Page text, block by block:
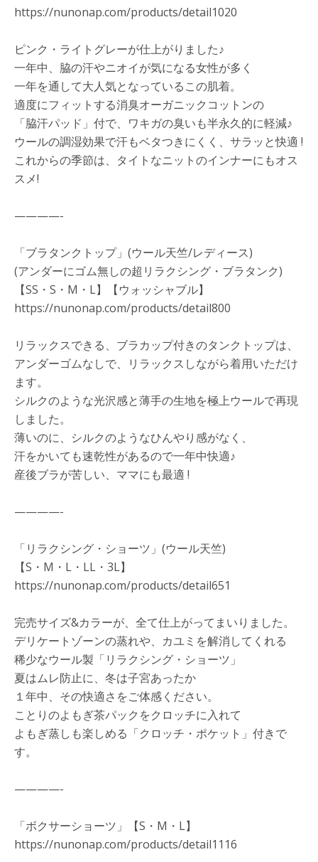
https://nunonap.com/products/detail1020
ピンク・ライトグレーが仕上がりました♪
一年中、脇の汗やニオイが気になる女性が多く
一年を通して大人気となっているこの肌着。
適度にフィットする消臭オーガニックコットンの
「脇汗パッド」付で、ワキガの臭いも半永久的に軽減♪
ウールの調湿効果で汗もベタつきにくく、サラッと快適 !
これからの季節は、タイトなニットのインナーにもオス
スメ!
————-
「ブラタンクトップ」(ウール天竺/レディース)
(アンダーにゴム無しの超リラクシング・ブラタンク)
【SS・S・M・L】【ウォッシャブル】
https://nunonap.com/products/detail800
リラックスできる、ブラカップ付きのタンクトップは、
アンダーゴムなしで、リラックスしながら着用いただけ
ます。
シルクのような光沢感と薄手の生地を極上ウールで再現
しました。
薄いのに、シルクのようなひんやり感がなく、
汗をかいても速乾性があるので一年中快適♪
産後ブラが苦しい、ママにも最適 !
————-
「リラクシング・ショーツ」(ウール天竺)
【S・M・L・LL・3L】
https://nunonap.com/products/detail651
完売サイズ&カラーが、全て仕上がってまいりました。
デリケートゾーンの蒸れや、カユミを解消してくれる
稀少なウール製「リラクシング・ショーツ」
夏はムレ防止に、冬は子宮あったか
１年中、その快適さをご体感ください。
ことりのよもぎ茶パックをクロッチに入れて
よもぎ蒸しも楽しめる「クロッチ・ポケット」付きで
す。
————-
「ボクサーショーツ」【S・M・L】
https://nunonap.com/products/detail1116